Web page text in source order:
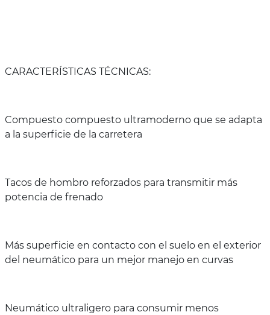
CARACTERÍSTICAS TÉCNICAS:
Compuesto compuesto ultramoderno que se adapta
a la superficie de la carretera
Tacos de hombro reforzados para transmitir más
potencia de frenado
Más superficie en contacto con el suelo en el exterior
del neumático para un mejor manejo en curvas
Neumático ultraligero para consumir menos